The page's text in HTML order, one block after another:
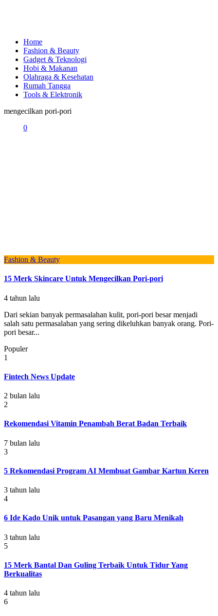
Home
Fashion & Beauty
Gadget & Teknologi
Hobi & Makanan
Olahraga & Kesehatan
Rumah Tangga
Tools & Elektronik
mengecilkan pori-pori
0
Fashion & Beauty
15 Merk Skincare Untuk Mengecilkan Pori-pori
4 tahun lalu
Dari sekian banyak permasalahan kulit, pori-pori besar menjadi
salah satu permasalahan yang sering dikeluhkan banyak orang. Pori-
pori besar...
Populer
1
Fintech News Update
2 bulan lalu
2
Rekomendasi Vitamin Penambah Berat Badan Terbaik
7 bulan lalu
3
5 Rekomendasi Program AI Membuat Gambar Kartun Keren
3 tahun lalu
4
6 Ide Kado Unik untuk Pasangan yang Baru Menikah
3 tahun lalu
5
15 Merk Bantal Dan Guling Terbaik Untuk Tidur Yang
Berkualitas
4 tahun lalu
6